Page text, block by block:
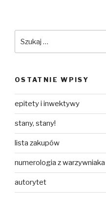
OSTATNIE WPISY
epitety i inwektywy
stany, stany!
lista zakupów
numerologia z warzywniaka
autorytet